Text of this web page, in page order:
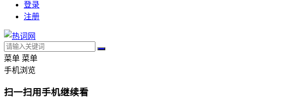
登录
注册
菜单 菜单
手机浏览
扫一扫用手机继续看